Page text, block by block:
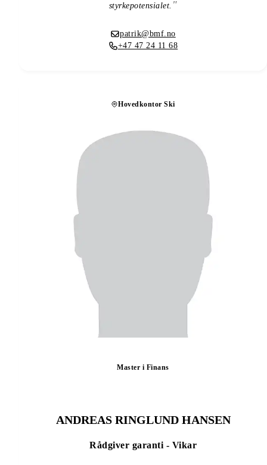
styrkepotensialet.
patrik@bmf.no
+47 47 24 11 68
Hovedkontor Ski
Master i Finans
ANDREAS RINGLUND HANSEN
Rådgiver garanti - Vikar